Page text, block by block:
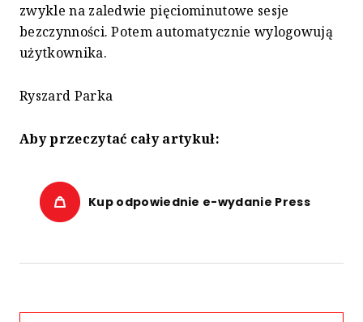
zwykle na zaledwie pięciominutowe sesje
bezczynności. Potem automatycznie wylogowują
użytkownika.
Ryszard Parka
Aby przeczytać cały artykuł:
Kup odpowiednie e-wydanie Press